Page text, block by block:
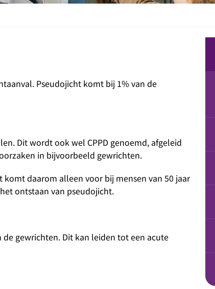
Pseudojicht komt bij 1% van de
Dit wordt ook wel CPPD genoemd, afgeleid
in bijvoorbeeld gewrichten.
komt daarom alleen voor bij mensen van 50 jaar
ontstaan van pseudojicht.
gewrichten. Dit kan leiden tot een acute